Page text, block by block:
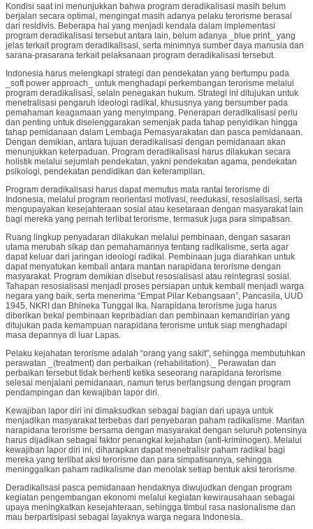
Kondisi saat ini menunjukkan bahwa program deradikalisasi masih belum
berjalan secara optimal, mengingat masih adanya pelaku terorisme berasal
dari residivis. Beberapa hal yang menjadi kendala dalam implementasi
program deradikalisasi tersebut antara lain, belum adanya _blue print_ yang
jelas terkait program deradikalisasi, serta minimnya sumber daya manusia dan
sarana-prasarana terkait pelaksanaan program deradikalisasi tersebut.
Indonesia harus melengkapi strategi dan pendekatan yang bertumpu pada
_soft power approach_ untuk menghadapi perkembangan terorisme melalui
program deradikalisasi, selain penegakan hukum. Strategi ini ditujukan untuk
menetralisasi pengaruh ideologi radikal, khususnya yang bersumber pada
pemahaman keagamaan yang menyimpang. Penerapan deradikalisasi perlu
dan penting untuk diselenggarakan semenjak pada tahap penyidikan hingga
tahap pemidanaan dalam Lembaga Pemasyarakatan dan pasca pemidanaan.
Dengan demikian, antara tujuan deradikalisasi dengan pemidanaan akan
menunjukkan keterpaduan. Program deradikalisasi harus dilakukan secara
holistik melalui sejumlah pendekatan, yakni pendekatan agama, pendekatan
psikologi, pendekatan pendidikan dan keterampilan.
Program deradikalisasi harus dapat memutus mata rantai terorisme di
Indonesia, melalui program reorientasi motivasi, reedukasi, resosialisasi, serta
mengupayakan kesejahteraan sosial atau kesetaraan dengan masyarakat lain
bagi mereka yang pernah terlibat terorisme, termasuk juga para simpatisan.
Ruang lingkup penyadaran dilakukan melalui pembinaan, dengan sasaran
utama merubah sikap dan pemahamannya tentang radikalisme, serta agar
dapat keluar dari jaringan ideologi radikal. Pembinaan juga diarahkan untuk
dapat menyatukan kembali antara mantan narapidana terorisme dengan
masyarakat. Program demikian disebut resosialisasi atau reintegrasi sosial.
Tahapan resosialisasi menjadi proses persiapan untuk kembali menjadi warga
negara yang baik, serta menerima “Empat Pilar Kebangsaan”, Pancasila, UUD
1945, NKRI dan Bhineka Tunggal Ika. Narapidana terorisme juga harus
diberikan bekal pembinaan kepribadian dan pembinaan kemandirian yang
ditujukan pada kemampuan narapidana terorisme untuk siap menghadapi
masa depannya di luar Lapas.
Pelaku kejahatan terorisme adalah “orang yang sakit”, sehingga membutuhkan
perawatan _(treatment) dan perbaikan (rehabilitation)._ Perawatan dan
perbaikan tersebut tidak berhenti ketika seseorang narapidana terorisme
selesai menjalani pemidanaan, namun terus berlangsung dengan program
pendampingan dan kewajiban lapor diri.
Kewajiban lapor diri ini dimaksudkan sebagai bagian dari upaya untuk
menjadikan masyarakat terbebas dari penyebaran paham radikalisme. Mantan
narapidana terorisme bersama dengan masyarakat dengan seluruh potensinya
harus dijadikan sebagai faktor penangkal kejahatan (anti-kriminogen). Melalui
kewajiban lapor diri ini, diharapkan dapat menetralisir paham radikal bagi
mereka yang terlibat aksi terorisme dan para simpatisannya, sehingga
meninggalkan paham radikalisme dan menolak setiap bentuk aksi terorisme.
Deradikalisasi pasca pemidanaan hendaknya diwujudkan dengan program
kegiatan pengembangan ekonomi melalui kegiatan kewirausahaan sebagai
upaya meningkatkan kesejahteraan, sehingga timbul rasa nasionalisme dan
mau berpartisipasi sebagai layaknya warga negara Indonesia.